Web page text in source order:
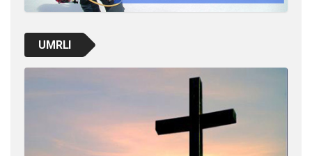
UMRLI